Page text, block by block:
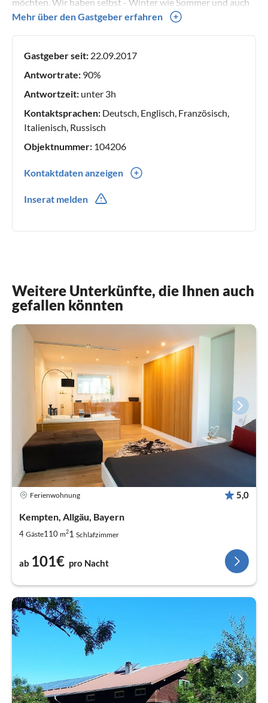
noch zwischendurch - alle nur denkbaren Urlaube und
Familie Trautmann
Mehr über den Gastgeber erfahren
Gastgeber seit: 22.09.2017
Antwortrate: 90%
Antwortzeit: unter 3h
Kontaktsprachen: Deutsch, Englisch, Französisch,
Italienisch, Russisch
Objektnummer: 104206
Kontaktdaten anzeigen
Inserat melden
Weitere Unterkünfte, die Ihnen auch
gefallen könnten
Ferienwohnung 5,0
Kempten, Allgäu, Bayern
4 Gäste110 m21 Schlafzimmer
ab 101€ pro Nacht